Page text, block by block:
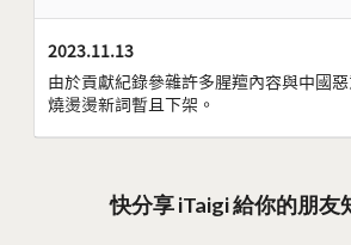
2023.11.13
由於貢獻紀錄參雜許多腥羶內容與中國
燒燙燙新詞暫且下架。
快分享 iTaigi 給你的朋友